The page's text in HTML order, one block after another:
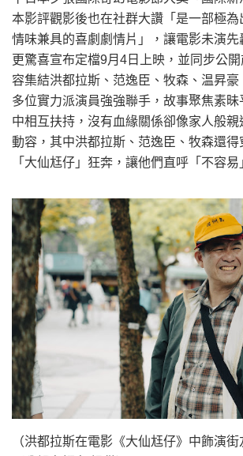
本影評觀影後也在社群大讚「是一部極為
情味兼具的喜劇劇情片」，讓電影未演先
更驚喜宣布定檔9月4日上映，並同步公
容集結洪都拉斯、范逸臣、牧森、温昇豪
多位實力派演員強強聯手，故事聚焦素
中相互扶持，沒有血緣關係卻像家人般
動容，其中洪都拉斯、范逸臣、牧森還得
「大仙尪仔」狂奔，讓他們直呼「不容易
（洪都拉斯在電影《大仙尪仔》中飾演街